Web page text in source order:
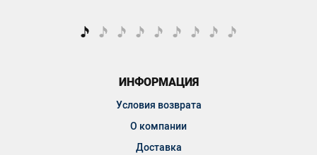
ИНФОРМАЦИЯ
Условия возврата
О компании
Доставка